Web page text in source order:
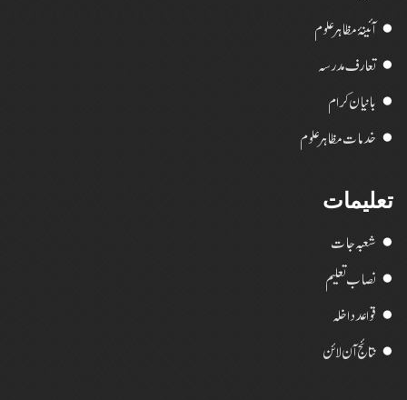
آئینۂ مظاہر علوم
تعارف مدرسہ
بانیان کرام
خدمات مظاہر علوم
تعلیمات
شعبہ جات
نصاب تعلیم
قواعد داخلہ
نتائج آن لائن